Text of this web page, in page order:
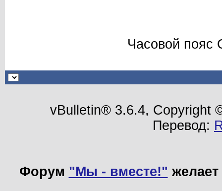
Часовой пояс
vBulletin® 3.6.4, Copyright
Перевод:
Форум "Мы - вместе!"